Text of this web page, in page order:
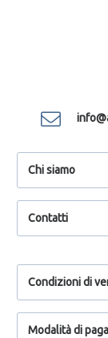
Chi siamo
Contatti
Condizioni di
Modalità di